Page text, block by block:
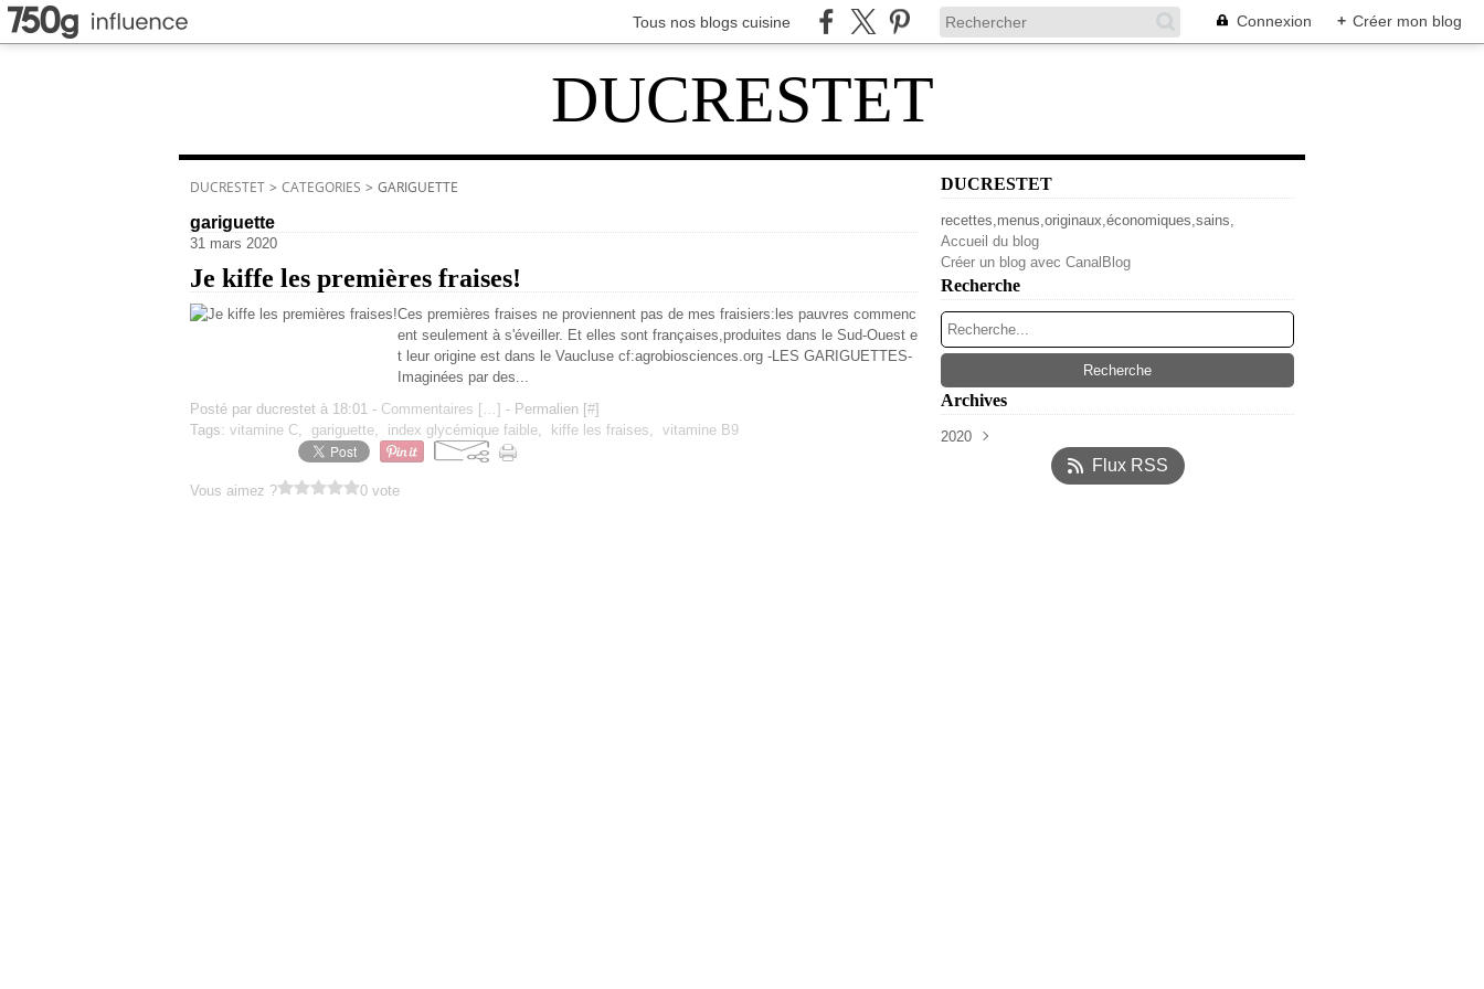
Tous nos blogs cuisine Connexion + Créer mon blog
DUCRESTET
DUCRESTET > CATEGORIES > GARIGUETTE
gariguette
31 mars 2020
Je kiffe les premières fraises!
Ces premières fraises ne proviennent pas de mes fraisiers:les pauvres commenc
ent seulement à s'éveiller. Et elles sont françaises,produites dans le Sud-Ouest e
t leur origine est dans le Vaucluse cf:agrobiosciences.org -LES GARIGUETTES-
Imaginées par des...
Posté par ducrestet à 18:01 - Commentaires [ …] - Permalien [#]
Tags: vitamine C, gariguette, index glycémique faible, kiffe les fraises, vitamine B9
Vous aimez ? 0 vote
DUCRESTET
recettes,menus,originaux,économiques,sains,
Accueil du blog
Créer un blog avec CanalBlog
Recherche
Archives
2020
Flux RSS